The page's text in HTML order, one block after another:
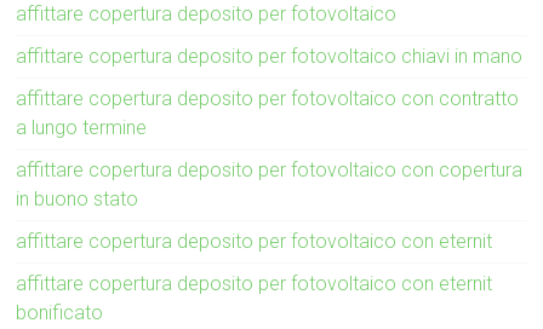
affittare copertura deposito per fotovoltaico
affittare copertura deposito per fotovoltaico chiavi in mano
affittare copertura deposito per fotovoltaico con contratto
a lungo termine
affittare copertura deposito per fotovoltaico con copertura
in buono stato
affittare copertura deposito per fotovoltaico con eternit
affittare copertura deposito per fotovoltaico con eternit
bonificato